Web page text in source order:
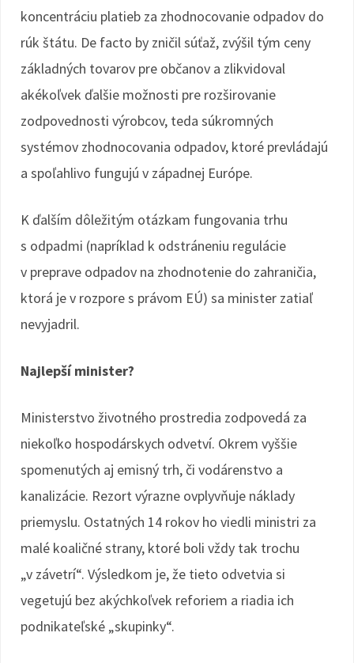
koncentráciu platieb za zhodnocovanie odpadov do
rúk štátu. De facto by zničil súťaž, zvýšil tým ceny
základných tovarov pre občanov a zlikvidoval
akékoľvek ďalšie možnosti pre rozširovanie
zodpovednosti výrobcov, teda súkromných
systémov zhodnocovania odpadov, ktoré prevládajú
a spoľahlivo fungujú v západnej Európe.
K ďalším dôležitým otázkam fungovania trhu
s odpadmi (napríklad k odstráneniu regulácie
v preprave odpadov na zhodnotenie do zahraničia,
ktorá je v rozpore s právom EÚ) sa minister zatiaľ
nevyjadril.
Najlepší minister?
Ministerstvo životného prostredia zodpovedá za
niekoľko hospodárskych odvetví. Okrem vyššie
spomenutých aj emisný trh, či vodárenstvo a
kanalizácie. Rezort výrazne ovplyvňuje náklady
priemyslu. Ostatných 14 rokov ho viedli ministri za
malé koaličné strany, ktoré boli vždy tak trochu
„v závetrí“. Výsledkom je, že tieto odvetvia si
vegetujú bez akýchkoľvek reforiem a riadia ich
podnikateľské „skupinky“.